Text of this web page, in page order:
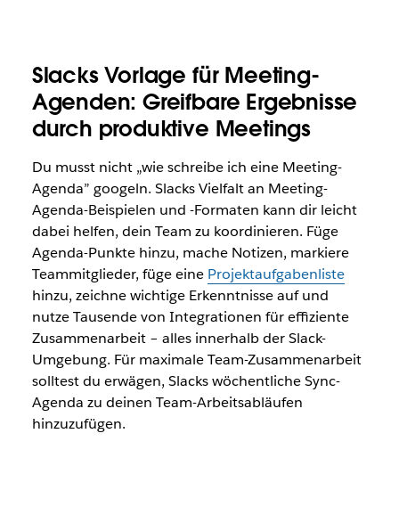
Slacks Vorlage für Meeting-
Agenden: Greifbare Ergebnisse
durch produktive Meetings
Du musst nicht „wie schreibe ich eine Meeting-
Agenda” googeln. Slacks Vielfalt an Meeting-
Agenda-Beispielen und -Formaten kann dir leicht
dabei helfen, dein Team zu koordinieren. Füge
Agenda-Punkte hinzu, mache Notizen, markiere
Teammitglieder, füge eine Projektaufgabenliste
hinzu, zeichne wichtige Erkenntnisse auf und
nutze Tausende von Integrationen für effiziente
Zusammenarbeit – alles innerhalb der Slack-
Umgebung. Für maximale Team-Zusammenarbeit
solltest du erwägen, Slacks wöchentliche Sync-
Agenda zu deinen Team-Arbeitsabläufen
hinzuzufügen.